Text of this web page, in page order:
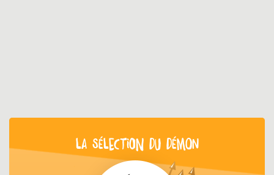
LA SÉLECTION DU DÉMON